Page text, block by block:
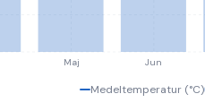
Maj Jun
Medeltemperatur (°C)